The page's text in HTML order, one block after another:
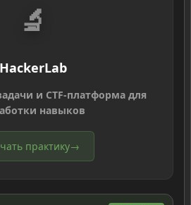
🔬
HackerLab
и CTF-платформа для
навыков
практику→